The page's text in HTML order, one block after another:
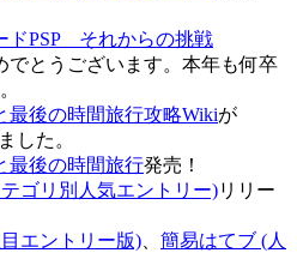
ドPSP それからの挑戦
とうございます。本年も何卒
最後の時間旅行攻略Wikiが
した。
最後の時間旅行発売！
ゴリ別人気エントリー)リリー
エントリー版)
簡易はてブ (人